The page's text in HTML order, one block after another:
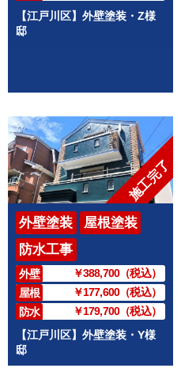
【江戸川区】外壁塗装・Z様
邸
施工完了
外壁塗装
屋根塗装
防水工事
外壁
￥388,700（税込）
屋根
￥177,600（税込）
防水
￥179,700（税込）
【江戸川区】外壁塗装・Y様
邸